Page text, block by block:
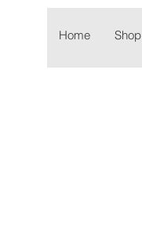
Home Shop